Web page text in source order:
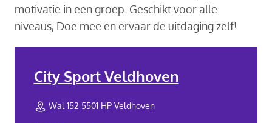
motivatie in een groep. Geschikt voor alle
niveaus, Doe mee en ervaar de uitdaging zelf!
City Sport Veldhoven
Wal 152 5501 HP Veldhoven